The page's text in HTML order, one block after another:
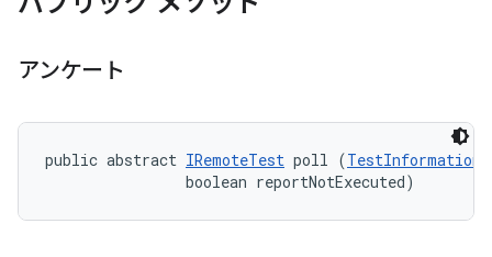
アンケート
public abstract IRemoteTest poll (TestInformation
                boolean reportNotExecuted)